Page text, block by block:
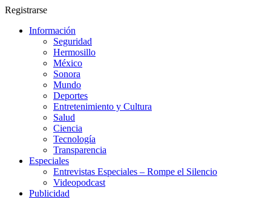
Registrarse
Información
Seguridad
Hermosillo
México
Sonora
Mundo
Deportes
Entretenimiento y Cultura
Salud
Ciencia
Tecnología
Transparencia
Especiales
Entrevistas Especiales – Rompe el Silencio
Videopodcast
Publicidad